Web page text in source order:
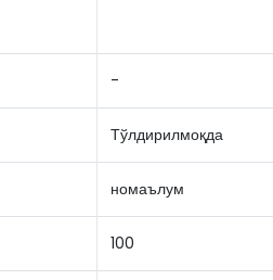
-
Тўлдирилмоқда
номаълум
100